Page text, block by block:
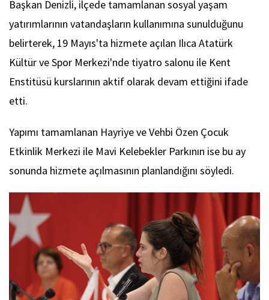
Başkan Denizli, ilçede tamamlanan sosyal yaşam
yatırımlarının vatandaşların kullanımına sunulduğunu
belirterek, 19 Mayıs'ta hizmete açılan Ilıca Atatürk
Kültür ve Spor Merkezi'nde tiyatro salonu ile Kent
Enstitüsü kurslarının aktif olarak devam ettiğini ifade
etti.
Yapımı tamamlanan Hayriye ve Vehbi Özen Çocuk
Etkinlik Merkezi ile Mavi Kelebekler Parkının ise bu ay
sonunda hizmete açılmasının planlandığını söyledi.